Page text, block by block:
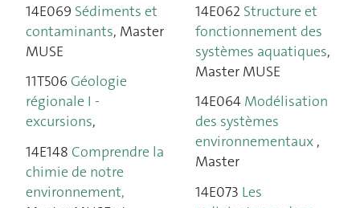
14E069 Sédiments et
contaminants, Master
MUSE
11T506 Géologie
régionale I -
excursions,
14E148 Comprendre la
chimie de notre
environnement,
14E062 Structure et
fonctionnement des
systèmes aquatiques,
Master MUSE
14E064 Modélisation
des systèmes
environnementaux ,
Master
14E073 Les